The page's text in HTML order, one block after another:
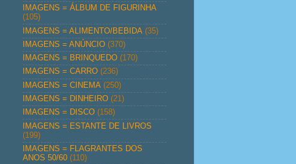
IMAGENS = ÁLBUM DE FIGURINHA
(105)
IMAGENS = ALIMENTO/BEBIDA (35)
IMAGENS = ANÚNCIO (370)
IMAGENS = BRINQUEDO (170)
IMAGENS = CARRO (236)
IMAGENS = CINEMA (250)
IMAGENS = DINHEIRO (21)
IMAGENS = DISCO (158)
IMAGENS = ESTANTE DE LIVROS
(199)
IMAGENS = FLAGRANTES DOS
ANOS 50/60 (110)